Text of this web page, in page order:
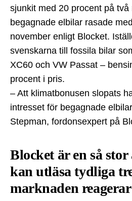
sjunkit med 20 procent på
begagnade elbilar rasade
november enligt Blocket.
svenskarna till fossila bilar
XC60 och VW Passat –
procent i pris.
– Att klimatbonusen slopats
intresset för begagnade
Stepman, fordonsexpert på
Blocket är en så
kan utläsa tydliga
marknaden reagerar